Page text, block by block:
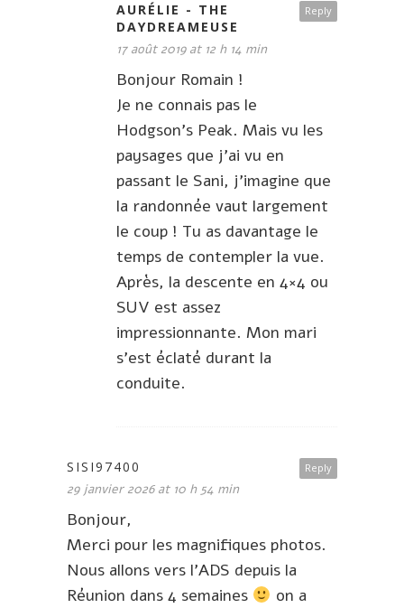
Reply
AURÉLIE - THE
DAYDREAMEUSE
17 août 2019 at 12 h 14 min
Bonjour Romain !
Je ne connais pas le
Hodgson’s Peak. Mais vu les
paysages que j’ai vu en
passant le Sani, j’imagine que
la randonnée vaut largement
le coup ! Tu as davantage le
temps de contempler la vue.
Après, la descente en 4×4 ou
SUV est assez
impressionnante. Mon mari
s’est éclaté durant la
conduite.
Reply
SISI97400
29 janvier 2026 at 10 h 54 min
Bonjour,
Merci pour les magnifiques photos.
Nous allons vers l’ADS depuis la
Réunion dans 4 semaines
on a